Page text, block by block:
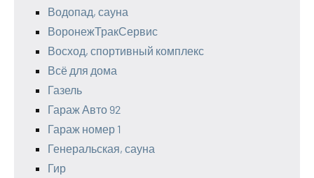
Водопад, сауна
ВоронежТракСервис
Восход, спортивный комплекс
Всё для дома
Газель
Гараж Авто 92
Гараж номер 1
Генеральская, сауна
Гир